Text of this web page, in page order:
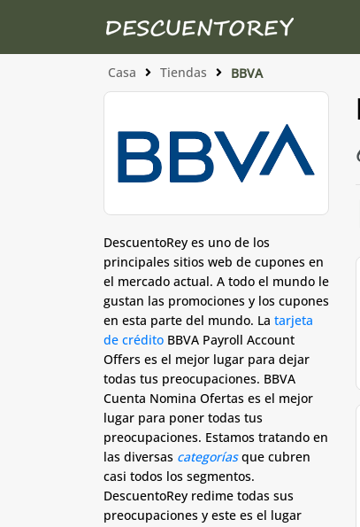
Casa Tiendas BBVA
DescuentoRey es uno de los
principales sitios web de cupones en
el mercado actual. A todo el mundo le
gustan las promociones y los cupones
en esta parte del mundo. La tarjeta
de crédito BBVA Payroll Account
Offers es el mejor lugar para dejar
todas tus preocupaciones. BBVA
Cuenta Nomina Ofertas es el mejor
lugar para poner todas tus
preocupaciones. Estamos tratando en
las diversas categorías que cubren
casi todos los segmentos.
DescuentoRey redime todas sus
preocupaciones y este es el lugar